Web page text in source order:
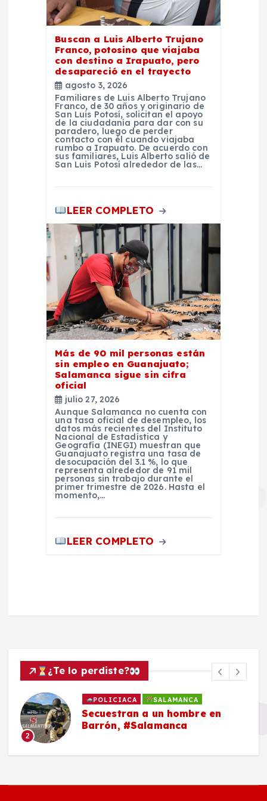
Buscan a Luis Alberto Trujano
Franco, potosino que viajaba
con destino a Irapuato, pero
desapareció en el trayecto
agosto 3, 2026
Familiares de Luis Alberto Trujano
Franco, de 30 años y originario de
San Luis Potosí, solicitan el apoyo
de la ciudadanía para dar con su
paradero, luego de perder
contacto con él cuando viajaba
rumbo a Irapuato. De acuerdo con
sus familiares, Luis Alberto salió de
San Luis Potosí alrededor de las…
LEER COMPLETO
Más de 90 mil personas están
sin empleo en Guanajuato;
Salamanca sigue sin cifra
oficial
julio 27, 2026
Aunque Salamanca no cuenta con
una tasa oficial de desempleo, los
datos más recientes del Instituto
Nacional de Estadística y
Geografía (INEGI) muestran que
Guanajuato registra una tasa de
desocupación del 3.1 %, lo que
representa alrededor de 91 mil
personas sin trabajo durante el
primer trimestre de 2026. Hasta el
momento,…
LEER COMPLETO
¿Te lo perdiste?
2
POLICIACA SALAMANCA
Secuestran a un hombre en
Barrón, #Salamanca